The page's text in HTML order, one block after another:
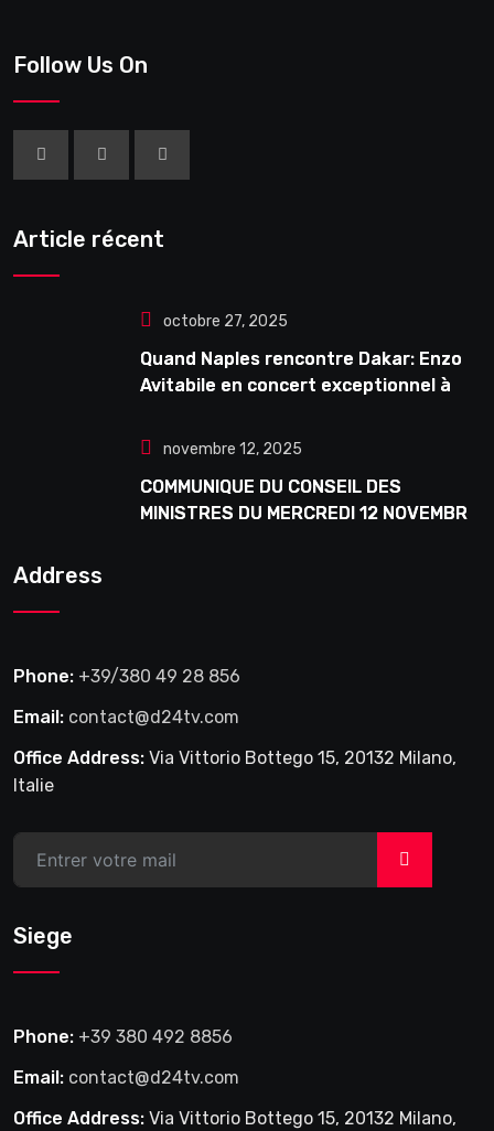
Follow Us On
Article récent
octobre 27, 2025
Quand Naples rencontre Dakar: Enzo
Avitabile en concert exceptionnel à
novembre 12, 2025
COMMUNIQUE DU CONSEIL DES
MINISTRES DU MERCREDI 12 NOVEMBRE
Address
Phone: +39/380 49 28 856
Email: contact@d24tv.com
Office Address: Via Vittorio Bottego 15, 20132 Milano,
Italie
>
Siege
Phone: +39 380 492 8856
Email: contact@d24tv.com
Office Address: Via Vittorio Bottego 15, 20132 Milano,